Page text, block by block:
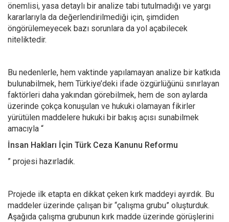
önemlisi, yasa detaylı bir analize tabi tutulmadığı ve yargı
kararlarıyla da değerlendirilmediği için, şimdiden
öngörülemeyecek bazı sorunlara da yol açabilecek
niteliktedir.
Bu nedenlerle, hem vaktinde yapılamayan analize bir katkıda
bulunabilmek, hem Türkiye’deki ifade özgürlüğünü sınırlayan
faktörleri daha yakından görebilmek, hem de son aylarda
üzerinde çokça konuşulan ve hukuki olamayan fikirler
yürütülen maddelere hukuki bir bakış açısı sunabilmek
amacıyla “
İnsan Hakları İçin Türk Ceza Kanunu Reformu
” projesi hazırladık.
Projede ilk etapta en dikkat çeken kırk maddeyi ayırdık. Bu
maddeler üzerinde çalışan bir “çalışma grubu” oluşturduk.
Aşağıda çalışma grubunun kırk madde üzerinde görüşlerini